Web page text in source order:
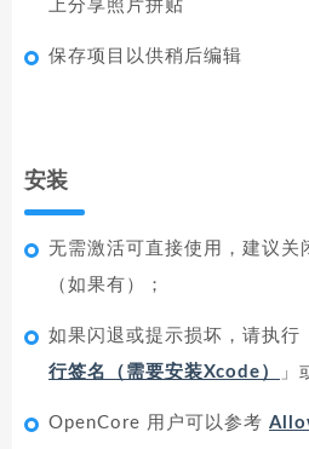
上分享照片拼贴
保存项目以供稍后编辑
安装
无需激活可直接使用，建议关
（如果有）；
如果闪退或提示损坏，请执行
行签名（需要安装Xcode）
」
OpenCore 用户可以参考